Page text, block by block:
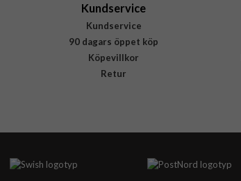
Kundservice
Kundservice
90 dagars öppet köp
Köpevillkor
Retur